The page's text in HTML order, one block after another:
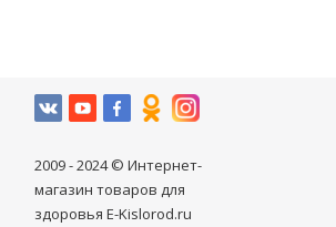
2009 - 2024 © Интернет-
магазин товаров для
здоровья E-Kislorod.ru